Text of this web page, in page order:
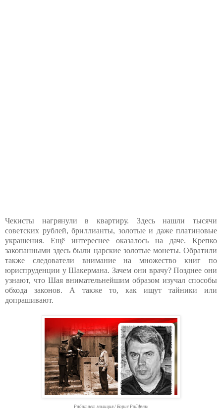
Чекисты нагрянули в квартиру. Здесь нашли тысячи
советских рублей, бриллианты, золотые и даже платиновые
украшения. Ещё интереснее оказалось на даче. Крепко
закопанными здесь были царские золотые монеты. Обратили
также следователи внимание на множество книг по
юриспруденции у Шакермана. Зачем они врачу? Позднее они
узнают, что Шая внимательнейшим образом изучал способы
обхода законов. А также то, как ищут тайники или
допрашивают.
Работает милиция / Борис Ройфман